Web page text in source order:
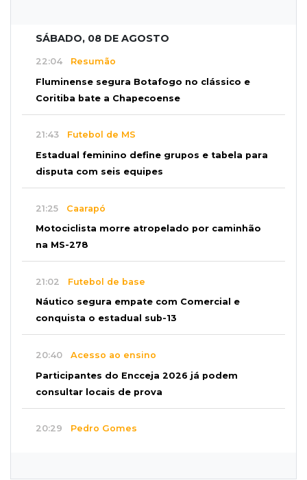
SÁBADO, 08 DE AGOSTO
22:04 Resumão
Fluminense segura Botafogo no clássico e
Coritiba bate a Chapecoense
21:43 Futebol de MS
Estadual feminino define grupos e tabela para
disputa com seis equipes
21:25 Caarapó
Motociclista morre atropelado por caminhão
na MS-278
21:02 Futebol de base
Náutico segura empate com Comercial e
conquista o estadual sub-13
20:40 Acesso ao ensino
Participantes do Encceja 2026 já podem
consultar locais de prova
20:29 Pedro Gomes